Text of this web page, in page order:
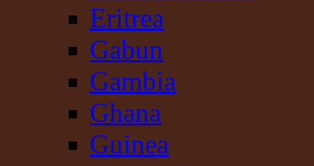
Eritrea
Gabun
Gambia
Ghana
Guinea